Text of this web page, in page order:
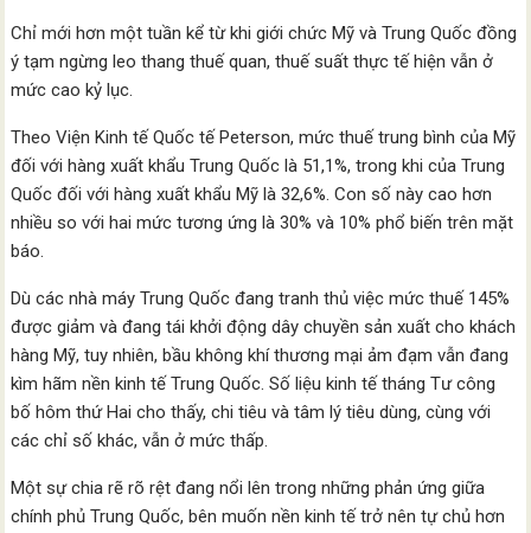
Chỉ mới hơn một tuần kể từ khi giới chức Mỹ và Trung Quốc đồng
ý tạm ngừng leo thang thuế quan, thuế suất thực tế hiện vẫn ở
mức cao kỷ lục.
Theo Viện Kinh tế Quốc tế Peterson, mức thuế trung bình của Mỹ
đối với hàng xuất khẩu Trung Quốc là 51,1%, trong khi của Trung
Quốc đối với hàng xuất khẩu Mỹ là 32,6%. Con số này cao hơn
nhiều so với hai mức tương ứng là 30% và 10% phổ biến trên mặt
báo.
Dù các nhà máy Trung Quốc đang tranh thủ việc mức thuế 145%
được giảm và đang tái khởi động dây chuyền sản xuất cho khách
hàng Mỹ, tuy nhiên, bầu không khí thương mại ảm đạm vẫn đang
kìm hãm nền kinh tế Trung Quốc. Số liệu kinh tế tháng Tư công
bố hôm thứ Hai cho thấy, chi tiêu và tâm lý tiêu dùng, cùng với
các chỉ số khác, vẫn ở mức thấp.
Một sự chia rẽ rõ rệt đang nổi lên trong những phản ứng giữa
chính phủ Trung Quốc, bên muốn nền kinh tế trở nên tự chủ hơn